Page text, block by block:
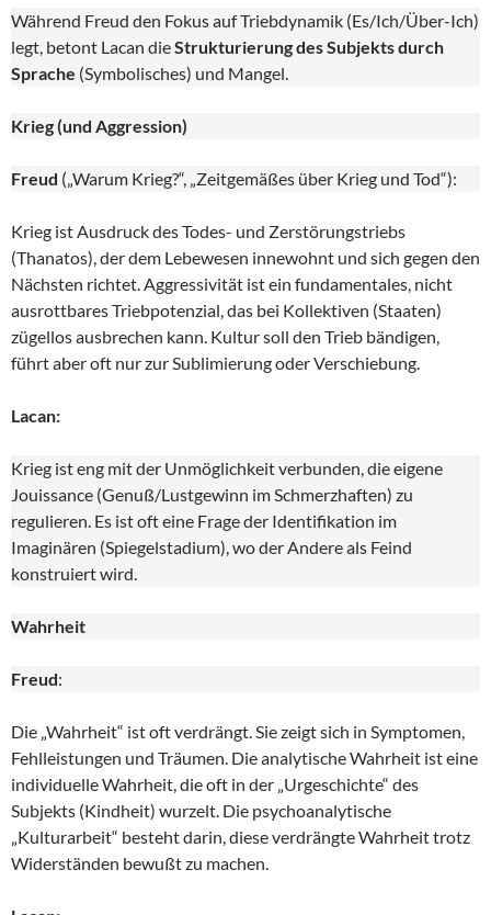
Während Freud den Fokus auf Triebdynamik (Es/Ich/Über-Ich)
legt, betont Lacan dieStrukturierung des Subjekts durch
Sprache (Symbolisches) und Mangel.
Krieg (und Aggression)
Freud („Warum Krieg?“, „Zeitgemäßes über Krieg und Tod“):
Krieg ist Ausdruck des Todes- und Zerstörungstriebs
(Thanatos), der dem Lebewesen innewohnt und sich gegen den
Nächsten richtet. Aggressivität ist ein fundamentales, nicht
ausrottbares Triebpotenzial, das bei Kollektiven (Staaten)
zügellos ausbrechen kann. Kultur soll den Trieb bändigen,
führt aber oft nur zur Sublimierung oder Verschiebung.
Lacan:
Krieg ist eng mit der Unmöglichkeit verbunden, die eigene
Jouissance (Genuß/Lustgewinn im Schmerzhaften) zu
regulieren. Es ist oft eine Frage der Identifikation im
Imaginären (Spiegelstadium), wo der Andere als Feind
konstruiert wird.
Wahrheit
Freud:
Die „Wahrheit“ ist oft verdrängt. Sie zeigt sich in Symptomen,
Fehlleistungen und Träumen. Die analytische Wahrheit ist eine
individuelle Wahrheit, die oft in der „Urgeschichte“ des
Subjekts (Kindheit) wurzelt. Die psychoanalytische
„Kulturarbeit“ besteht darin, diese verdrängte Wahrheit trotz
Widerständen bewußt zu machen.